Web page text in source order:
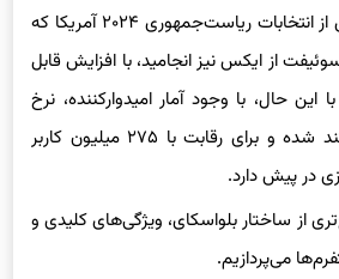
همچنین، بلواسکای پس از انتخابات ریاست‌جمهوری ۲۰۲۴ آمریکا که
از ایکس نیز انجامید، با افزایش قابل
این حال، با وجود آمار امیدوارکننده، نرخ
رشد این پلتفرم اخیراً کند شده و برای رقابت با ۲۷۵ میلیون کاربر
در پیش دارد.
از ساختار بلواسکای، ویژگی‌های کلیدی و
می‌پردازیم.